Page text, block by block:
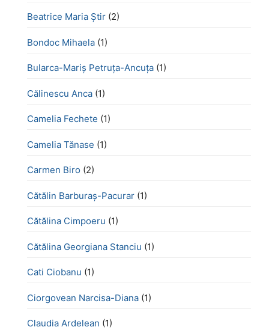
Beatrice Maria Știr (2)
Bondoc Mihaela (1)
Bularca-Mariș Petruța-Ancuța (1)
Călinescu Anca (1)
Camelia Fechete (1)
Camelia Tănase (1)
Carmen Biro (2)
Cătălin Barburaș-Pacurar (1)
Cătălina Cimpoeru (1)
Cătălina Georgiana Stanciu (1)
Cati Ciobanu (1)
Ciorgovean Narcisa-Diana (1)
Claudia Ardelean (1)